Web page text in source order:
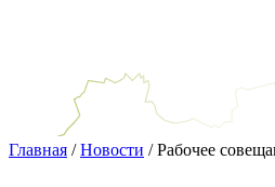
Главная / Новости / Рабочее